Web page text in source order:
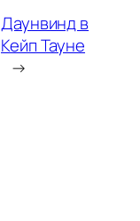
Даунвинд в
Кейп Тауне
→